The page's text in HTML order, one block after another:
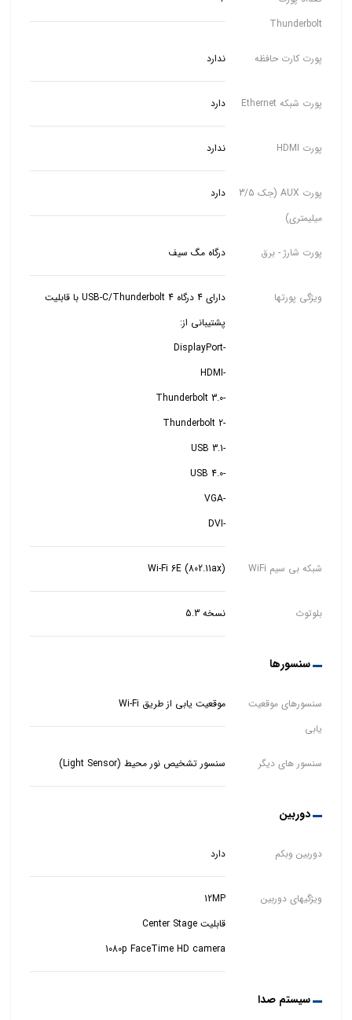
Thunderbolt
پورت کارت حافظه ندارد
پورت شبکه Ethernet دارد
پورت HDMI ندارد
پورت AUX (جک 3/5
میلیمتری)
دارد
پورت شارژ - برق درگاه مگ سیف
ویژگی پورتها
دارای 4 درگاه USB-C/Thunderbolt 4 با قابلیت
-DisplayPort
-HDMI
-USB 3.1
-USB 4.0
-VGA
-DVI
شبکه بی سیم WiFi Wi-Fi 6E (802.11ax)
بلوتوث نسخه 5.3
سنسورها
سنسورهای موقعیت
یابی
موقعیت یابی از طریق Wi-Fi
سنسور های دیگر سنسور تشخیص نور محیط (Light Sensor)
دوربین
دوربین وبکم دارد
ویژگیهای دوربین
12MP
قابلیت Center Stage
1080p FaceTime HD camera
سیستم صدا